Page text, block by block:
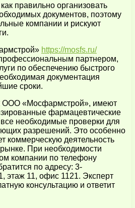
правильно организовать
документов, поэтому
компании и рискуют
https://mosfs.ru/
партнером,
по обеспечению быстрого
документация
сроки.
ООО «Мосфармстрой», имеют
фармацевтические
необходимые проверки для
разрешений. Это особенно
коммерческую деятельность
При необходимости
компании по телефону
по адресу: 3-
этаж 11, офис 1121. Эксперт
консультацию и ответит